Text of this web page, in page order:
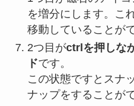
を増分にします。こ
移動していることが
2つ目がctrlを押しな
ドです。
この状態ですとスナ
ナップをすることが